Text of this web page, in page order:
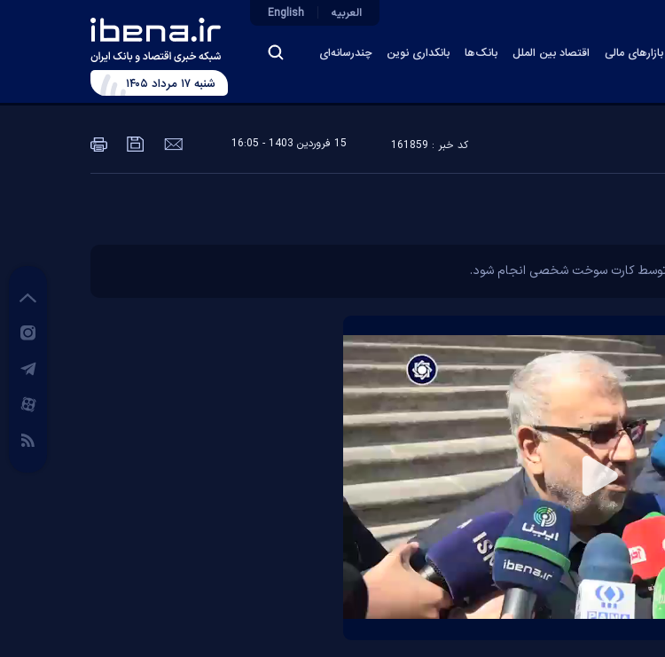
بازارهای مالی اقتصاد بین الملل بانک‌ها بانکداری نوین چندرسانه‌ای
العربیه English
شنبه ۱۷ مرداد ۱۴۰۵
کد خبر : 161859 15 فروردين 1403 - 16:05
Play
Video